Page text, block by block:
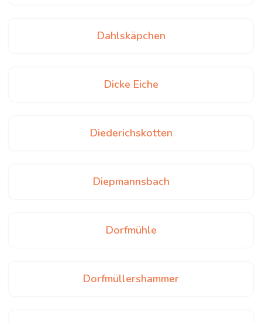
Dahlskäpchen
Dicke Eiche
Diederichskotten
Diepmannsbach
Dorfmühle
Dorfmüllershammer